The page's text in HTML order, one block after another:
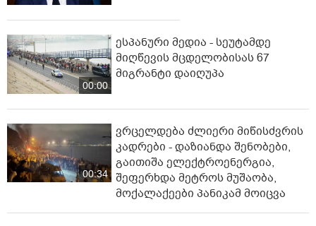
00:00
ესპანური მედია - სეუტამდე
მიღწევის მცდელობისას 67
მიგრანტი დაიღუპა
00:34
ვრცელდება ძლიერი მიწისძვრის
კადრები - დაზიანდა შენობები,
გაითიშა ელექტროენერგია,
შეფერხდა მეტროს მუშაობა,
მოქალაქეები პანიკამ მოიცვა